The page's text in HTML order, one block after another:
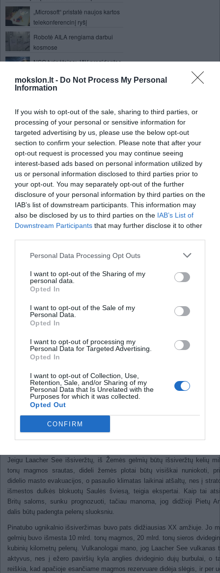
mokslon.lt - Do Not Process My Personal
Information
If you wish to opt-out of the sale, sharing to third parties, or
processing of your personal or sensitive information for
targeted advertising by us, please use the below opt-out
section to confirm your selection. Please note that after your
opt-out request is processed you may continue seeing
interest-based ads based on personal information utilized by
us or personal information disclosed to third parties prior to
your opt-out. You may separately opt-out of the further
disclosure of your personal information by third parties on the
IAB’s list of downstream participants. This information may
also be disclosed by us to third parties on the IAB’s List of
Downstream Participants that may further disclose it to other
Personal Data Processing Opt Outs
I want to opt-out of the Sharing of my
personal data.
Opted In
I want to opt-out of the Sale of my
Personal Data.
Opted In
I want to opt-out of processing my
Personal Data for Targeted Advertising.
Opted In
I want to opt-out of Collection, Use,
Retention, Sale, and/or Sharing of my
Personal Data that Is Unrelated with the
Purposes for which it was collected.
Opted Out
CONFIRM
„Microsoft“ pristatė naujos kartos
telekonferencinį ryšį
Robotė AILA rengiama darbui
kosmose
NSO tyrinėtojas: JAV prezidentas
Galaktika pučianti burbulus
Kvantinio pasaulio ypatumai: stiklas lydosi
ir šaldomas
Smegenų skenavimas parodė -
naujagimiai moka svajoti
Arkties ledas tirpdavo ir anksčiau
Ekspertams kelia nerimą
bundantis ugnikalnis Vokietijoje
ugnikalnis rodo nerimą keliančius
didelio masto katastrofa, prireiktų
Iš pažiūros Laacher See yra vaizdingas
pripildyta įduba, susidariusi po to, kai lavos išsiveržimas ištuština
židinį, o ugnikalnis susmunka į susidariusią ertmę. Šis supervulkanu
išsiveržimo laiką, kitas išsiveržimas gali įvykti bet kuriuo
„Dailymail.co.uk“.
Pasak vulkanologų, Laacher See ugnikalnis dydžiu prilygsta
ugnikalniui Filipinuose, po kurio išsiveržimo 1991 metais vidutinė
visoje planetoje sumažėjo 0,5 laipsnio. Pernai šalia Laacher See
keli nestiprūs žemės drebėjimai, o apylinkes nuklojo pelenų
Jeigu Laacher See išsiveržtų, iš Žemės gelmių būtų išsiveržtų kelių
tonų magmos srautas, dideli žemės plotai būtų visiškai nuniokoti,
didelio masto evakuacijos, o pasaulio klimatas laikinai atšaltų, nes į
išmestos dulkės blokuotų Saulės šviesą, teigia ekspertai. Kaip tai
Britų saloms, sunku prognozuoti, tačiau manoma, jog didžioji Pietų
dalis būtų padengta pelenų sluoksniu.
Pinatubo ugnikalnio išsiveržimas buvo pats didžiausias XX amžiuje. Jo
gelmių buvo išmesta 10 mlrd. tonų magmos, 20 mlrd. tonų sieros
kubinių kilometrų pelenų. Vulkanologai mano, jog Laacher See vulkanas
aktyvus, nes į ežero paviršių kyla anglies dvideginio dujų burbulai, o
reiškia, kad apačioje esančiame magmos rezervuare didėja slėgis, ir per